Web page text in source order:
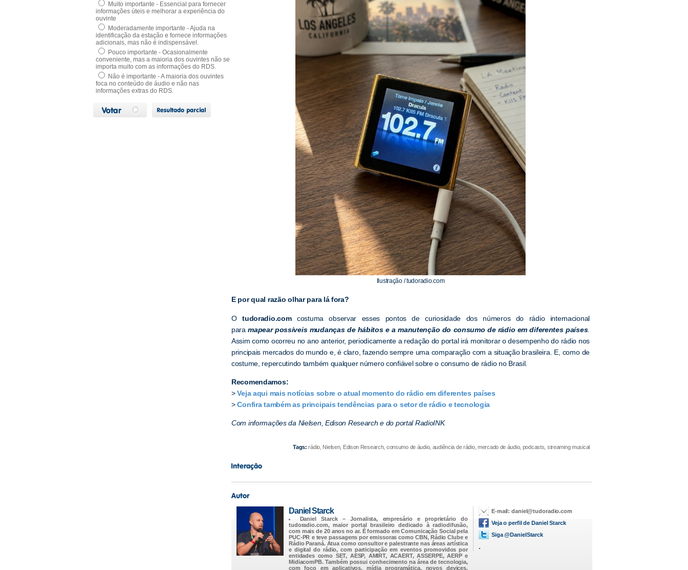
Muito importante - Essencial para fornecer
informações úteis e melhorar a experiência do
ouvinte
Moderadamente importante - Ajuda na
identificação da estação e fornece informações
adicionais, mas não é indispensável.
Pouco importante - Ocasionalmente
conveniente, mas a maioria dos ouvintes não se
importa muito com as informações do RDS.
Não é importante - A maioria dos ouvintes
foca no conteúdo de áudio e não nas
informações extras do RDS.
Ilustração / tudoradio.com
E por qual razão olhar para lá fora?
Otudoradio.comcostuma observar esses pontos de curiosidade dos números do rádio internacional
paramapear possíveis mudanças de hábitos e a manutenção do consumo de rádio em diferentes países.
Assim como ocorreu no ano anterior, periodicamente a redação do portal irá monitorar o desempenho do rádio nos
principais mercados do mundo e, é claro, fazendo sempre uma comparação com a situação brasileira. E, como de
costume, repercutindo também qualquer número confiável sobre o consumo de rádio no Brasil.
Recomendamos:
>Veja aqui mais notícias sobre o atual momento do rádio em diferentes países
>Confira também as principais tendências para o setor de rádio e tecnologia
Com informações da Nielsen, Edison Research e do portal RadioINK
Tags: rádio, Nielsen, Edison Research, consumo de áudio, audiência de rádio, mercado de áudio, podcasts, streaming musical
Daniel Starck
Daniel Starck– Jornalista, empresário e proprietário do
tudoradio.com, maior portal brasileiro dedicado à radiodifusão,
com mais de 20 anos no ar. É formado em Comunicação Social pela
PUC-PR e teve passagens por emissoras como CBN, Rádio Clube e
Rádio Paraná. Atua como consultor e palestrante nas áreas artística
e digital do rádio, com participação em eventos promovidos por
entidades como SET, AESP, AMIRT, ACAERT, ASSERPE, AERP e
MidiacomPB. Também possui conhecimento na área de tecnologia,
com foco em aplicativos, mídia programática, novos devices,
E-mail:daniel@tudoradio.com
Veja o perfil de Daniel Starck
Siga @DanielStarck
.